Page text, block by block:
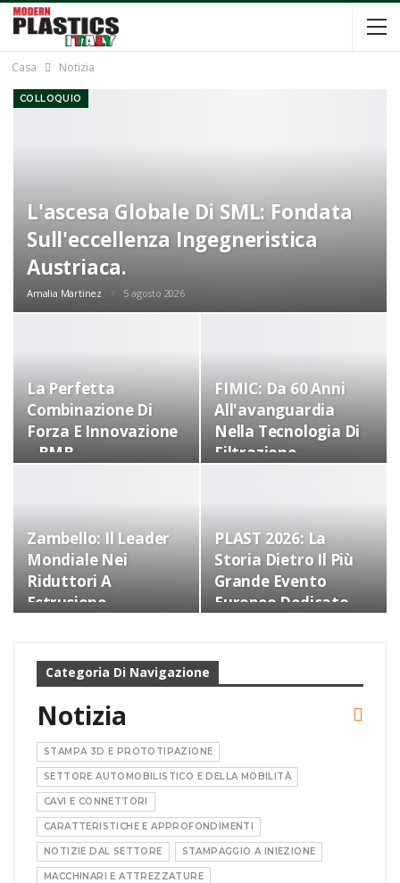
Casa Notizia
COLLOQUIO
L'ascesa Globale Di SML: Fondata
Sull'eccellenza Ingegneristica
Austriaca.
Amalia Martinez 5 agosto 2026
La Perfetta
Combinazione Di
Forza E Innovazione
– BMB
FIMIC: Da 60 Anni
All'avanguardia
Nella Tecnologia Di
Filtrazione.
Zambello: Il Leader
Mondiale Nei
Riduttori A
Estrusione
PLAST 2026: La
Storia Dietro Il Più
Grande Evento
Europeo Dedicato
Categoria Di Navigazione
Notizia
STAMPA 3D E PROTOTIPAZIONE
SETTORE AUTOMOBILISTICO E DELLA MOBILITÀ
CAVI E CONNETTORI
CARATTERISTICHE E APPROFONDIMENTI
NOTIZIE DAL SETTORE STAMPAGGIO A INIEZIONE
MACCHINARI E ATTREZZATURE